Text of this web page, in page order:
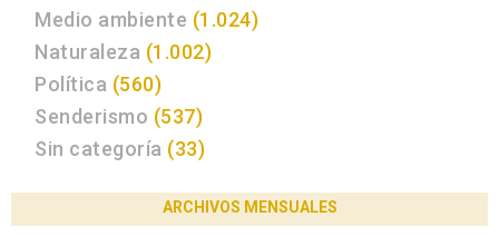
Medio ambiente (1.024)
Naturaleza (1.002)
Política (560)
Senderismo (537)
Sin categoría (33)
ARCHIVOS MENSUALES